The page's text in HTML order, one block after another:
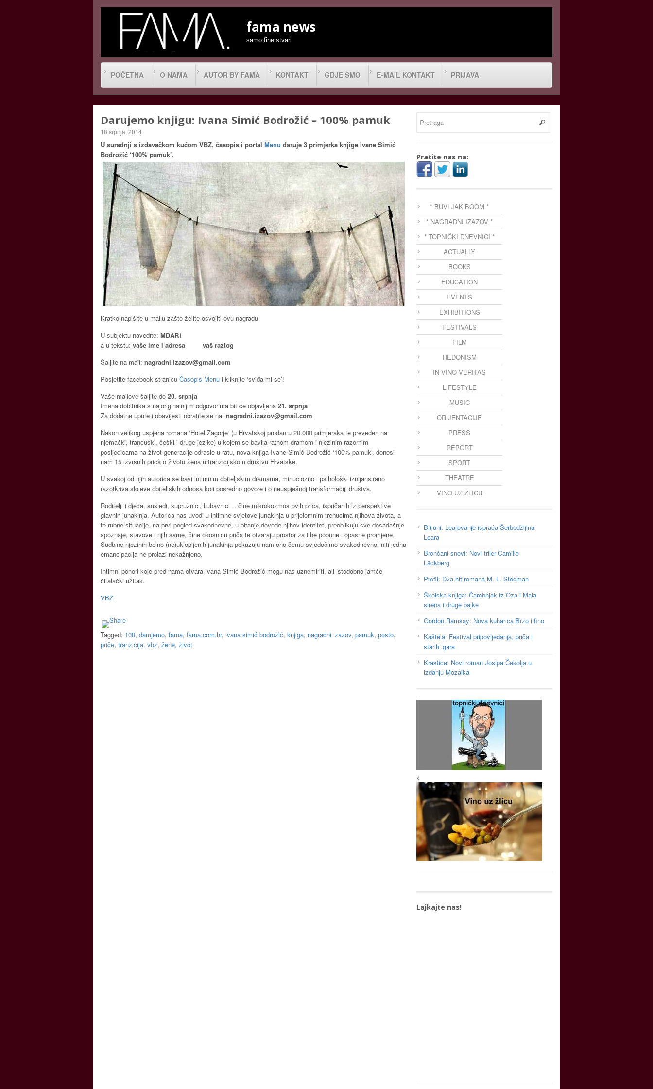
fama news
samo fine stvari
POČETNA O NAMA AUTOR BY FAMA KONTAKT GDJE SMO E-MAIL KONTAKT PRIJAVA
Darujemo knjigu: Ivana Simić Bodrožić – 100% pamuk
18 srpnja, 2014
U suradnji s izdavačkom kućom VBZ, časopis i portal Menu daruje 3 primjerka knjige Ivane Simić
Bodrožić ‘100% pamuk’.
Kratko napišite u mailu zašto želite osvojiti ovu nagradu
U subjektu navedite: MDAR1
a u tekstu: vaše ime i adresa
vaš razlog
Šaljite na mail: nagradni.izazov@gmail.com
Posjetite facebook stranicu Časopis Menu i kliknite ‘sviđa mi se’!
Vaše mailove šaljite do 20. srpnja
Imena dobitnika s najoriginalnijim odgovorima bit će objavljena 21. srpnja
Za dodatne upute i obavijesti obratite se na: nagradni.izazov@gmail.com
Nakon velikog uspjeha romana ‘Hotel Zagorje‘(u Hrvatskoj prodan u 20.000 primjeraka te preveden na
njemački, francuski, češki i druge jezike) u kojem se bavila ratnom dramom i njezinim razornim
posljedicama na život generacije odrasle u ratu, nova knjiga Ivane Simić Bodrožić ‘100% pamuk’, donosi
nam 15 izvrsnih priča o životu žena u tranzicijskom društvu Hrvatske.
U svakoj od njih autorica se bavi intimnim obiteljskim dramama, minuciozno i psihološki iznijansirano
razotkriva slojeve obiteljskih odnosa koji posredno govore i o neuspješnoj transformaciji društva.
Roditelji i djeca, susjedi, supružnici, ljubavnici… čine mikrokozmos ovih priča, ispričanih iz perspektive
glavnih junakinja. Autorica nas uvodi u intimne svjetove junakinja u prijelomnim trenucima njihova života, a
te rubne situacije, na prvi pogled svakodnevne, u pitanje dovode njihov identitet, preoblikuju sve dosadašnje
spoznaje, stavove i njih same, čine okosnicu priča te otvaraju prostor za tihe pobune i opasne promjene.
Sudbine njezinih bolno (ne)uklopljenih junakinja pokazuju nam ono čemu svjedočimo svakodnevno; niti jedna
emancipacija ne prolazi nekažnjeno.
Intimni ponori koje pred nama otvara Ivana Simić Bodrožić mogu nas uznemiriti, ali istodobno jamče
čitalački užitak.
VBZ
Tagged: 100, darujemo, fama, fama.com.hr, ivana simić bodrožić, knjiga, nagradni izazov, pamuk, posto,
priče, tranzicija, vbz, žene, život
Pratite nas na:
* BUVLJAK BOOM *
* NAGRADNI IZAZOV *
* TOPNIČKI DNEVNICI *
ACTUALLY
BOOKS
EDUCATION
EVENTS
EXHIBITIONS
FESTIVALS
FILM
HEDONISM
IN VINO VERITAS
LIFESTYLE
MUSIC
ORIJENTACIJE
PRESS
REPORT
SPORT
THEATRE
VINO UZ ŽLICU
Brijuni: Learovanje ispraća Šerbedžijina
Leara
Brončani snovi: Novi triler Camille
Läckberg
Profil: Dva hit romana M. L. Stedman
Školska knjiga: Čarobnjak iz Oza i Mala
sirena i druge bajke
Gordon Ramsay: Nova kuharica Brzo i fino
Kaštela: Festival pripovijedanja, priča i
starih igara
Krastice: Novi roman Josipa Čekolja u
izdanju Mozaika
<
Lajkajte nas!